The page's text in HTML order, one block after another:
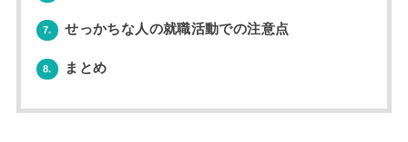
7. せっかちな人の就職活動での注意点
8. まとめ